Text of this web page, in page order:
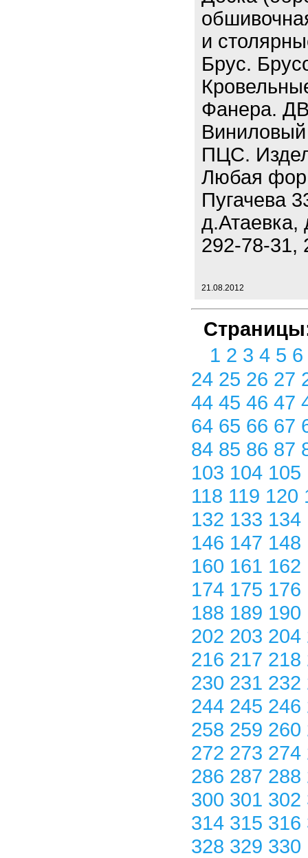
и
Брус.
Фанера.
ПЦС.
Любая
Пугачева
д.Атаевка,
292-78-31,
21.08.2012
1 2 3 4 5 6
24 25 26 27
44 45 46 47
64 65 66 67
84 85 86 87
103 104 105
118 119 120
132 133 134
146 147 148
160 161 162
174 175 176
188 189 190
202 203 204
216 217 218
230 231 232
244 245 246
258 259 260
272 273 274
286 287 288
300 301 302
314 315 316
328 329 330